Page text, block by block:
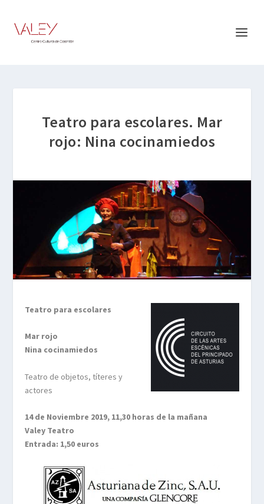
Teatro para escolares. Mar
rojo: Nina cocinamiedos
Teatro para escolares
Mar rojo
Nina cocinamiedos
Teatro de objetos, títeres y
actores
14 de Noviembre 2019, 11,30 horas de la mañana
Valey Teatro
Entrada: 1,50 euros